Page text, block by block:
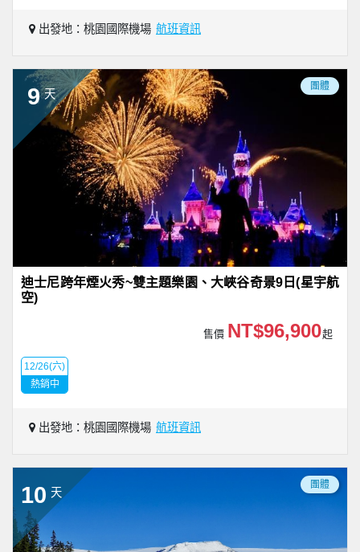
出發地：桃園國際機場 航班資訊
9 天
團體
迪士尼跨年煙火秀~雙主題樂園、大峽谷奇景9日(星宇航
空)
售價 NT$96,900起
12/26(六)
熱銷中
出發地：桃園國際機場 航班資訊
10 天
團體